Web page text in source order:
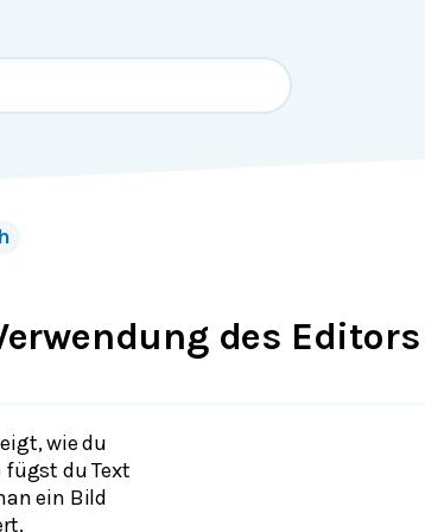
des Editors
wie du
fügst du Text
ein Bild